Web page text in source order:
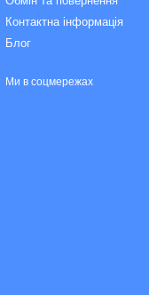
Контактна інформація
Блог
Ми в соцмережах